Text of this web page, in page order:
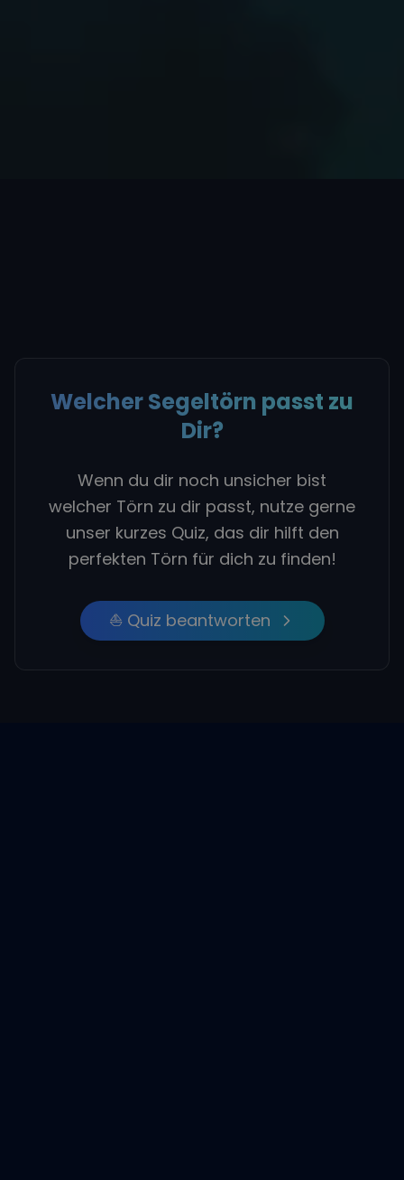
Welcher Segeltörn passt zu
Dir?
Wenn du dir noch unsicher bist
welcher Törn zu dir passt, nutze gerne
unser kurzes Quiz, das dir hilft den
perfekten Törn für dich zu finden!
⛵ Quiz beantworten